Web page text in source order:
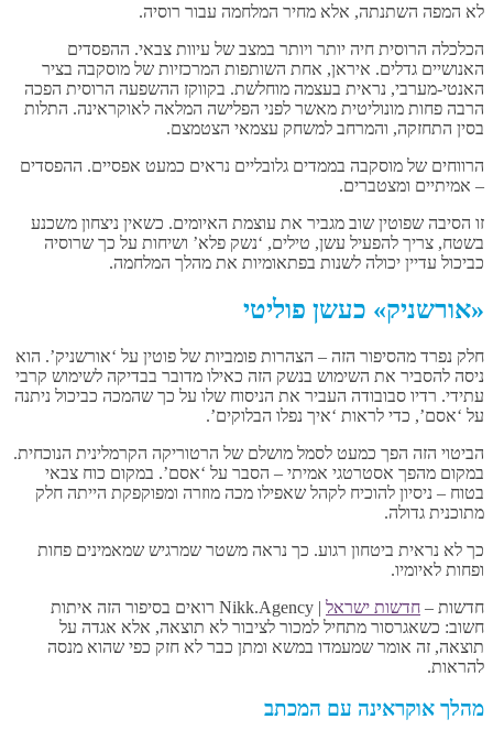
לא המפה השתנתה, אלא מחיר המלחמה עבור רוסיה.
הכלכלה הרוסית חיה יותר ויותר במצב של עיוות צבאי. ההפסדים
האנושיים גדלים. איראן, אחת השותפות המרכזיות של מוסקבה בציר
האנטי-מערבי, נראית בעצמה מוחלשת. בקווקז ההשפעה הרוסית הפכה
הרבה פחות מונוליטית מאשר לפני הפלישה המלאה לאוקראינה. התלות
בסין התחזקה, והמרחב למשחק עצמאי הצטמצם.
הרווחים של מוסקבה בממדים גלובליים נראים כמעט אפסיים. ההפסדים
– אמיתיים ומצטברים.
זו הסיבה שפוטין שוב מגביר את עוצמת האיומים. כשאין ניצחון משכנע
בשטח, צריך להפעיל עשן, טילים, ‘נשק פלא’ ושיחות על כך שרוסיה
כביכול עדיין יכולה לשנות בפתאומיות את מהלך המלחמה.
«אורשניק» כעשן פוליטי
חלק נפרד מהסיפור הזה – הצהרות פומביות של פוטין על ‘אורשניק’. הוא
ניסה להסביר את השימוש בנשק הזה כאילו מדובר בבדיקה לשימוש קרבי
עתידי. רדיו סבובודה העביר את הניסוח שלו על כך שהמכה כביכול ניתנה
על ‘אסם’, כדי לראות ‘איך נפלו הבלוקים’.
הביטוי הזה הפך כמעט לסמל מושלם של הרטוריקה הקרמלינית הנוכחית.
במקום מהפך אסטרטגי אמיתי – הסבר על ‘אסם’. במקום כוח צבאי
בטוח – ניסיון להוכיח לקהל שאפילו מכה מוזרה ומפוקפקת הייתה חלק
מתוכנית גדולה.
כך לא נראית ביטחון רגוע. כך נראה משטר שמרגיש שמאמינים פחות
ופחות לאיומיו.
חדשות – חדשות ישראל
| Nikk.Agency רואים בסיפור הזה איתות
חשוב: כשאגרסור מתחיל למכור לציבור לא תוצאה, אלא אגדה על
תוצאה, זה אומר שמעמדו במשא ומתן כבר לא חזק כפי שהוא מנסה
להראות.
מהלך אוקראינה עם המכתב